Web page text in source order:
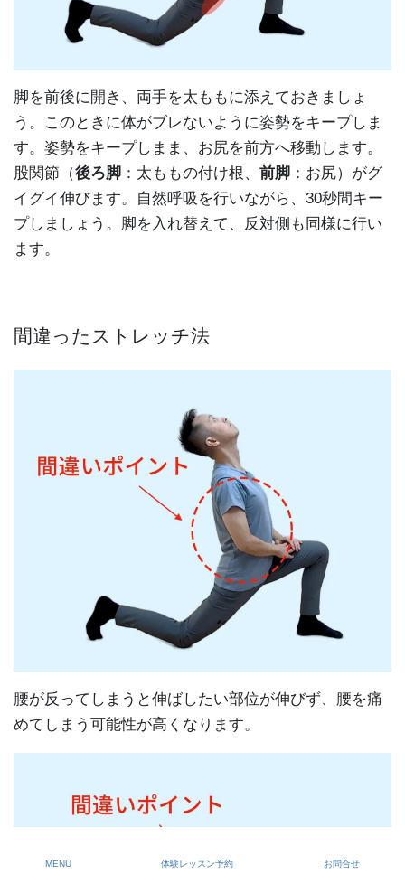
脚を前後に開き、両手を太ももに添えておきましょ
う。このときに体がブレないように姿勢をキープしま
す。姿勢をキープしまま、お尻を前方へ移動します。
股関節（後ろ脚 ：太ももの付け根、 前脚 ：お尻）がグ
イグイ伸びます。自然呼吸を行いながら、30秒間キー
プしましょう。脚を入れ替えて、反対側も同様に行い
ます。
間違ったストレッチ法
腰が反ってしまうと伸ばしたい部位が伸びず、腰を痛
めてしまう可能性が高くなります。
MENU 体験レッスン予約 お問合せ